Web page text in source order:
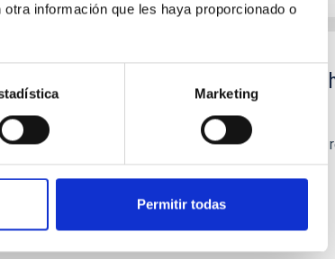
información que les haya proporcionado o
Marketing
Permitir todas
Observatorio del Roque de los
de mutuo acuerdo, su demolición, retirada y